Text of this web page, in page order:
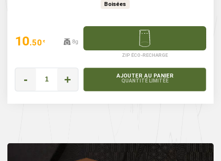
exceptionnelle.
Boisées
10.50 € 8g
ZIP ÉCO-RECHARGE
- + AJOUTER AU PANIER
QUANTITÉ LIMITÉE